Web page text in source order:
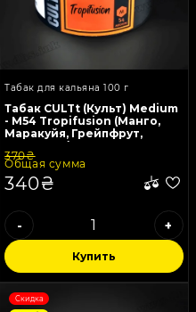
Табак для кальяна 100 г
Табак CULTt (Культ) Medium
- M54 Tropifusion (Манго,
Маракуйя, Грейпфрут,
Апельсин) 100г
370₴
Общая сумма
340₴
- +
Купить
Скидка